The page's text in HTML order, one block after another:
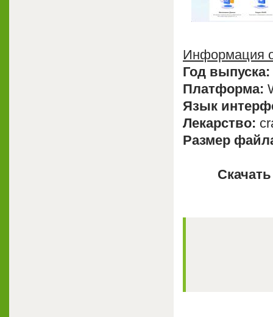
Информация
Год выпуска:
Платформа:
Язык
Лекарство:
Размер